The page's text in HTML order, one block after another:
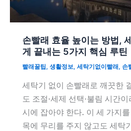
손빨래 효율 높이는 방법,
게 끝내는 5가지 핵심 루틴
빨래꿀팁 , 생활정보, 세탁기없이빨래 , 손
세탁기 없이 손빨래로 깨끗한
도 조절·세제 선택·불림 시간
시에 잡아야 한다. 이 세 가지
목에 무리를 주지 않고도 세탁